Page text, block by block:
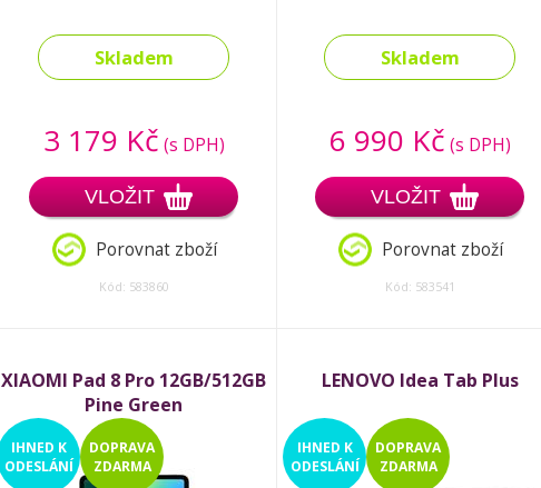
Skladem
3 179 Kč (s DPH)
VLOŽIT
Porovnat zboží
Kód: 583860
Skladem
6 990 Kč (s DPH)
VLOŽIT
Porovnat zboží
Kód: 583541
XIAOMI Pad 8 Pro 12GB/512GB
Pine Green
IHNED K
ODESLÁNÍ
DOPRAVA
ZDARMA
LENOVO Idea Tab Plus
IHNED K
ODESLÁNÍ
DOPRAVA
ZDARMA